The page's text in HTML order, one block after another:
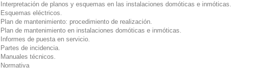
Interpretación de planos y esquemas en las instalaciones domóticas e inmóticas.
Esquemas eléctricos.
Plan de mantenimiento: procedimiento de realización.
Plan de mantenimiento en instalaciones domóticas e inmóticas.
Informes de puesta en servicio.
Partes de incidencia.
Manuales técnicos.
Normativa